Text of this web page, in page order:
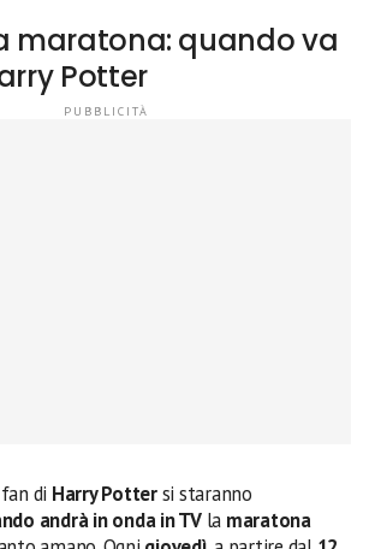
maratona: quando va
Potter
di Harry Pottersi staranno
andrà in onda in TV la maratona